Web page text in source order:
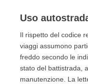
Uso
Il rispetto del codice
viaggi assumono
freddo secondo le
stato del battistrada,
manutenzione. La